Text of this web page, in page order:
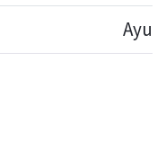
Ayu